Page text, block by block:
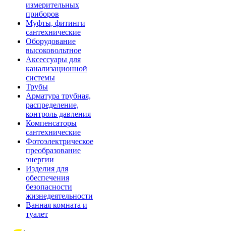
измерительных
приборов
Муфты, фитинги
сантехнические
Оборудование
высоковольтное
Аксессуары для
канализационной
системы
Трубы
Арматура трубная,
распределение,
контроль давления
Компенсаторы
сантехнические
Фотоэлектрическое
преобразование
энергии
Изделия для
обеспечения
безопасности
жизнедеятельности
Ванная комната и
туалет